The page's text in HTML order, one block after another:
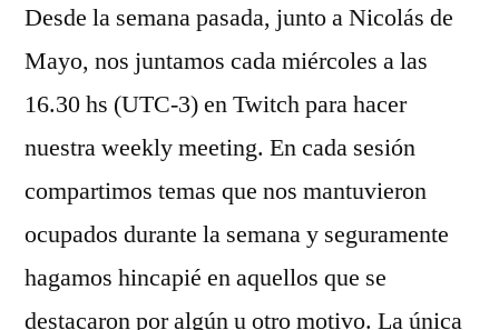
Desde la semana pasada, junto a Nicolás de
Mayo, nos juntamos cada miércoles a las
16.30 hs (UTC-3) en Twitch para hacer
nuestra weekly meeting. En cada sesión
compartimos temas que nos mantuvieron
ocupados durante la semana y seguramente
hagamos hincapié en aquellos que se
destacaron por algún u otro motivo. La única